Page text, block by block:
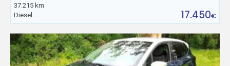
37.215 km
Diesel
17.450€